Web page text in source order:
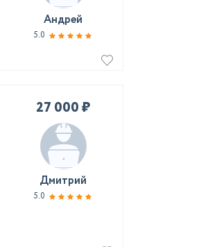
Андрей
5.0
27 000 ₽
Дмитрий
5.0